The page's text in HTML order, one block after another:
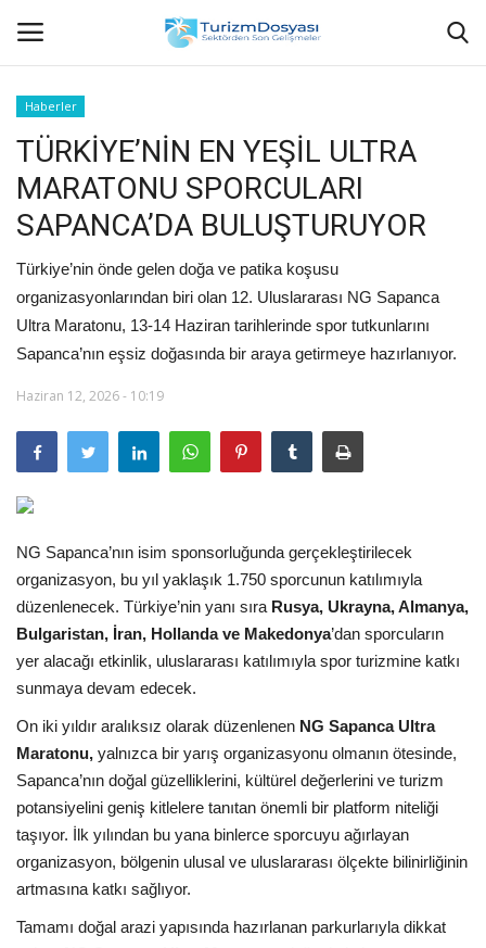
Anasayfa
Bize Ulaşın
Künye
Halil ÖNCÜ kimdir?
KVKK Aydınlatma Metni
Görüntülü
Lezzet Durakları
Röportajlar
Gezi - Yorum
Sizlerden Gelenler
Yorumlar
Video Tanıtım
Köşe Yazarları
Haberler
TÜRKİYE’NİN EN YEŞİL ULTRA
MARATONU SPORCULARI
SAPANCA’DA BULUŞTURUYOR
Türkiye’nin önde gelen doğa ve patika koşusu
organizasyonlarından biri olan 12. Uluslararası NG Sapanca
Ultra Maratonu, 13-14 Haziran tarihlerinde spor tutkunlarını
Sapanca’nın eşsiz doğasında bir araya getirmeye hazırlanıyor.
Haziran 12, 2026 - 10:19
NG Sapanca’nın isim sponsorluğunda gerçekleştirilecek
organizasyon, bu yıl yaklaşık 1.750 sporcunun katılımıyla
düzenlenecek. Türkiye’nin yanı sıra Rusya, Ukrayna, Almanya,
Bulgaristan, İran, Hollanda ve Makedonya’dan sporcuların
yer alacağı etkinlik, uluslararası katılımıyla spor turizmine katkı
sunmaya devam edecek.
On iki yıldır aralıksız olarak düzenlenen NG Sapanca Ultra
Maratonu, yalnızca bir yarış organizasyonu olmanın ötesinde,
Sapanca’nın doğal güzelliklerini, kültürel değerlerini ve turizm
potansiyelini geniş kitlelere tanıtan önemli bir platform niteliği
taşıyor. İlk yılından bu yana binlerce sporcuyu ağırlayan
organizasyon, bölgenin ulusal ve uluslararası ölçekte bilinirliğinin
artmasına katkı sağlıyor.
Tamamı doğal arazi yapısında hazırlanan parkurlarıyla dikkat